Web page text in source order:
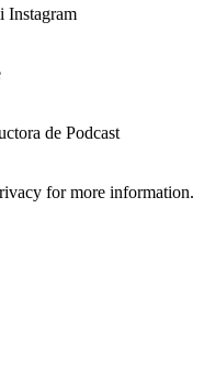
Instagram
de Podcast
for more information.